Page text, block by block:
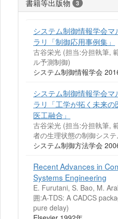
書籍等出版物 3
システム制御情報学会
ラリ「制御応用事例集」
古谷栄光 (担当:分担執筆,
ル予測制御)
システム制御情報学会
システム制御情報学会
ラリ「工学が拓く未来
医工融合」
古谷栄光 (担当:分担執筆,
者の生理状態の制御システ
システム制御方法学会
Recent Advances in
Systems Engineering
E. Furutani, S. Bao, M.
囲:A-TDS: A CADCS
pure delay)